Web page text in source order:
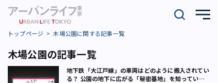
トップページ 木場公園に関する記事一覧
木場公園の記事一覧
地下鉄「大江戸線」の車両はどのように搬入されてい
る？ 公園の地下に広がる「秘密基地」を知っていま